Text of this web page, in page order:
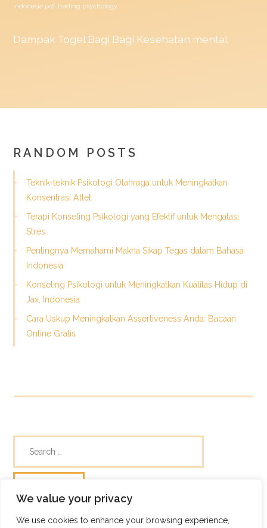
We value your privacy
We use cookies to enhance your browsing experience,
indonesia pdf trading psychology
Dampak Togel Bagi Bagi Kesehatan mental
RANDOM POSTS
Teknik-teknik Psikologi Olahraga untuk Meningkatkan
Konsentrasi Atlet
Terapi Konseling Psikologi yang Efektif untuk Mengatasi
Stres
Pentingnya Memahami Makna Sikap Tegas dalam Bahasa
Indonesia
Konseling Psikologi untuk Meningkatkan Kualitas Hidup di
Jax, Indonesia
Cara Uskup Meningkatkan Assertiveness Anda: Bacaan
Online Gratis